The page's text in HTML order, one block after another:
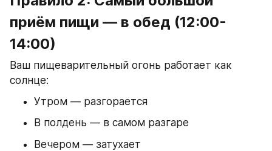
приём пищи — в обед (12:00-
14:00)
Ваш пищеварительный огонь работает как
солнце:
Утром — разгорается
В полдень — в самом разгаре
Вечером — затухает